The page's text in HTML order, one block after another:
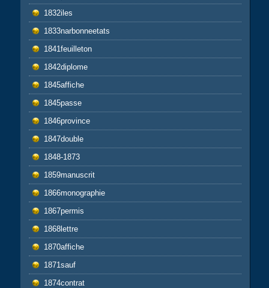
1832iles
1833narbonneetats
1841feuilleton
1842diplome
1845affiche
1845passe
1846province
1847double
1848-1873
1859manuscrit
1866monographie
1867permis
1868lettre
1870affiche
1871sauf
1874contrat